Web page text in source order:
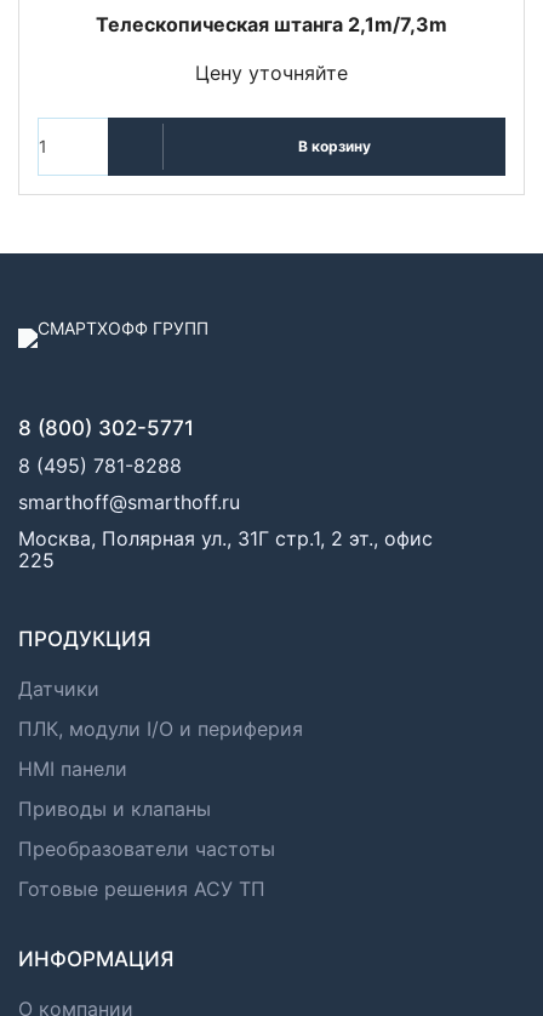
Телескопическая штанга 2,1m/7,3m
Цену уточняйте
В корзину
8 (800) 302-5771
8 (495) 781-8288
smarthoff@smarthoff.ru
Москва, Полярная ул., 31Г стр.1, 2 эт., офис
225
ПРОДУКЦИЯ
Датчики
ПЛК, модули I/O и периферия
HMI панели
Приводы и клапаны
Преобразователи частоты
Готовые решения АСУ ТП
ИНФОРМАЦИЯ
О компании